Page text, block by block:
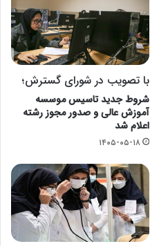
با تصویب در شورای گسترش؛
شروط جدید تاسیس موسسه
آموزش عالی و صدور مجوز رشته
اعلام شد
۱۴۰۵-۰۵-۱۸